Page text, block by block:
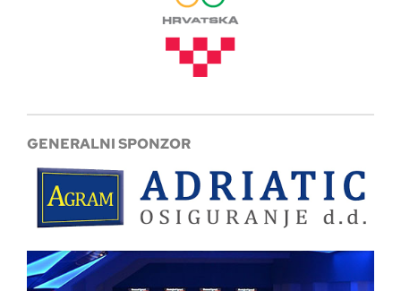
GENERALNI SPONZOR